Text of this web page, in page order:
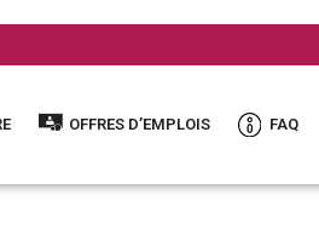
OFFRES D’EMPLOIS FAQ